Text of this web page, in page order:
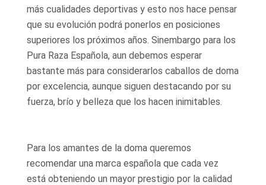
más cualidades deportivas y esto nos hace pensar
que su evolución podrá ponerlos en posiciones
superiores los próximos años. Sinembargo para los
Pura Raza Española, aun debemos esperar
bastante más para considerarlos caballos de doma
por excelencia, aunque siguen destacando por su
fuerza, brío y belleza que los hacen inimitables.
Para los amantes de la doma queremos
recomendar una marca española que cada vez
está obteniendo un mayor prestigio por la calidad